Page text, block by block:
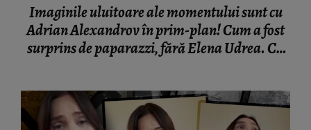
Imaginile uluitoare ale momentului sunt cu
Adrian Alexandrov în prim-plan! Cum a fost
surprins de paparazzi, fără Elena Udrea. Cu